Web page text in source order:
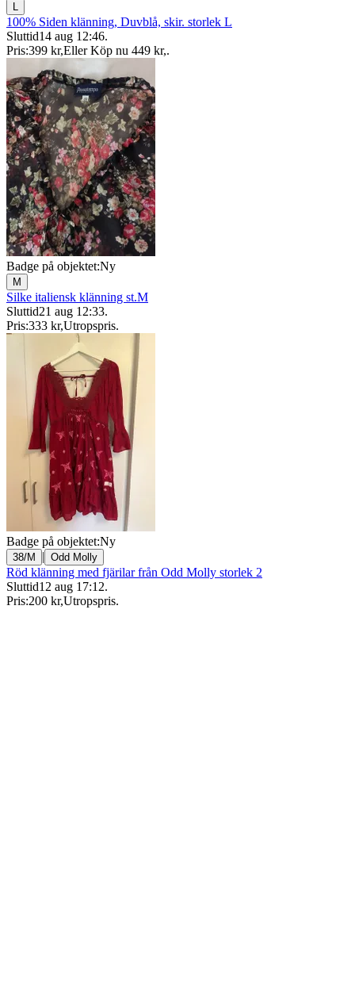
L
100% Siden klänning, Duvblå, skir. storlek L
Sluttid14 aug 12:46.
Pris:399 kr,Eller Köp nu 449 kr,.
Badge på objektet:Ny
M
Silke italiensk klänning st.M
Sluttid21 aug 12:33.
Pris:333 kr,Utropspris.
Badge på objektet:Ny
38/M | Odd Molly
Röd klänning med fjärilar från Odd Molly storlek 2
Sluttid12 aug 17:12.
Pris:200 kr,Utropspris.